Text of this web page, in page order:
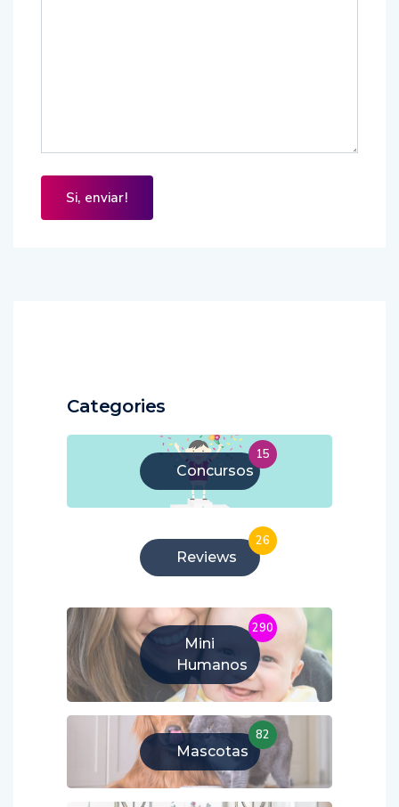
Categories
Concursos
15
Reviews
26
Mini
Humanos
290
Mascotas
82